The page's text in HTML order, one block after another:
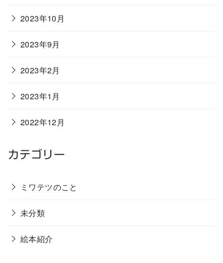
2023年10月
2023年9月
2023年2月
2023年1月
2022年12月
カテゴリー
ミワテツのこと
未分類
絵本紹介